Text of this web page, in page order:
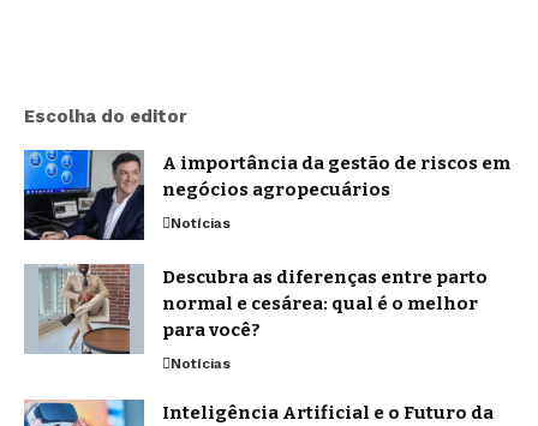
Escolha do editor
A importância da gestão de riscos em
negócios agropecuários
Notícias
Descubra as diferenças entre parto
normal e cesárea: qual é o melhor
para você?
Notícias
Inteligência Artificial e o Futuro da